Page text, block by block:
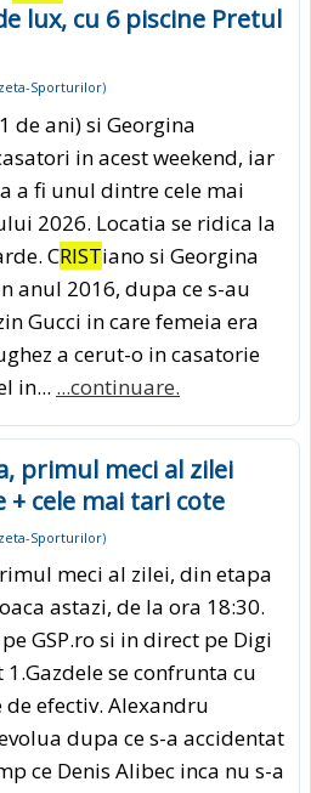
lux, cu 6 piscine Pretul
Sporturilor)
de ani) si Georgina
in acest weekend, iar
a fi unul dintre cele mai
2026. Locatia se ridica la
CRISTiano si Georgina
anul 2016, dupa ce s-au
Gucci in care femeia era
a cerut-o in casatorie
in... ...continuare.
primul meci al zilei
+ cele mai tari cote
Sporturilor)
meci al zilei, din etapa
astazi, de la ora 18:30.
GSP.ro si in direct pe Digi
se confrunta cu
efectiv. Alexandru
dupa ce s-a accidentat
ce Denis Alibec inca nu s-a